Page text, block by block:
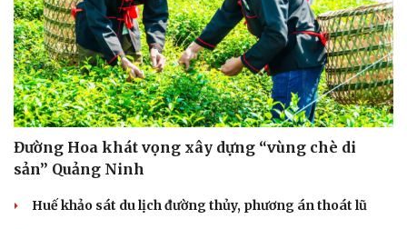
Đường Hoa khát vọng xây dựng “vùng chè di
sản” Quảng Ninh
Huế khảo sát du lịch đường thủy, phương án thoát lũ